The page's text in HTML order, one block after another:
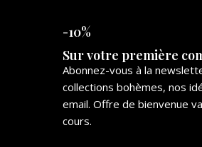
-10%
Sur votre première
Abonnez-vous à la
collections bohèmes, nos
email. Offre de bienvenue
cours.